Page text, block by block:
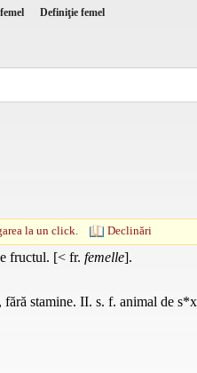
Definiţie femel
la un click. Declinări
fructul. [< fr. femelle].
stamine. II. s. f. animal de